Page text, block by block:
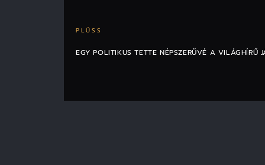
PLÜSS
EGY POLITIKUS TETTE NÉPSZERŰVÉ A VILÁGHÍRŰ